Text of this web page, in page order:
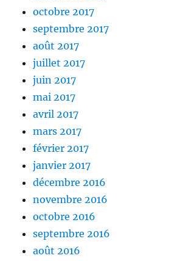
octobre 2017
septembre 2017
août 2017
juillet 2017
juin 2017
mai 2017
avril 2017
mars 2017
février 2017
janvier 2017
décembre 2016
novembre 2016
octobre 2016
septembre 2016
août 2016